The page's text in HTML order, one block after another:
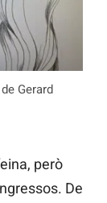
Gerard
però
De